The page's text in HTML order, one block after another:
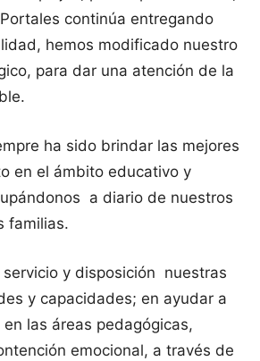
continúa entregando
hemos modificado nuestro
para dar una atención de la
ha sido brindar las mejores
en el ámbito educativo y
a diario de nuestros
familias.
y disposición nuestras
y capacidades; en ayudar a
las áreas pedagógicas,
emocional, a través de